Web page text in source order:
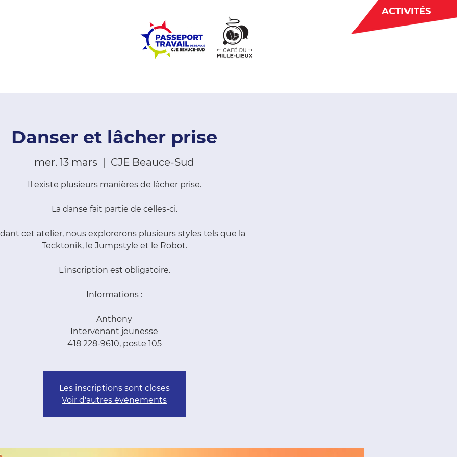
ACTIVITÉS
Danser et lâcher prise
mer. 13 mars
  |
CJE Beauce-Sud
Il existe plusieurs manières de lâcher prise.
La danse fait partie de celles-ci.
cet atelier, nous explorerons plusieurs styles tels que la
Tecktonik, le Jumpstyle et le Robot.
L'inscription est obligatoire.
Informations :
Anthony
Intervenant jeunesse
418 228-9610, poste 105
Les inscriptions sont closes
Voir d'autres événements